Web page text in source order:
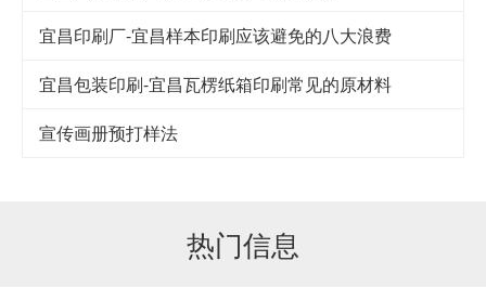
宜昌印刷厂-宜昌样本印刷应该避免的八大浪费
宜昌包装印刷-宜昌瓦楞纸箱印刷常见的原材料
宣传画册预打样法
热门信息